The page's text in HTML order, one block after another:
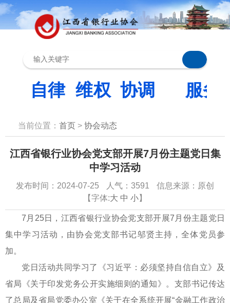
当前位置： 首页 > 协会动态
江西省银行业协会党支部开展7月份主题党日集
中学习活动
发布时间：2024-07-25 人气：3591
信息来源：原创
【字体:大 中 小】
7月25日，江西省银行业协会党支部开展7月份主题党日
集中学习活动，由协会党支部书记邬贤主持，全体党员参
加。
党日活动共同学习了《习近平：必须坚持自信自立》及
省局《关于印发党务公开实施细则的通知》。支部书记传达
了总局及省局党委办公室《关于在全系统开展“金融工作政治